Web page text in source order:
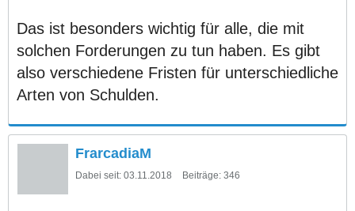
Das ist besonders wichtig für alle, die mit
solchen Forderungen zu tun haben. Es gibt
also verschiedene Fristen für unterschiedliche
Arten von Schulden.
FrarcadiaM
Dabei seit: 03.11.2018 Beiträge: 346